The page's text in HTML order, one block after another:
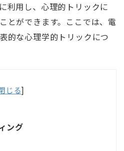
利用し、心理的トリックに
とができます。ここでは、電
的な心理学的トリックにつ
じる]
ング